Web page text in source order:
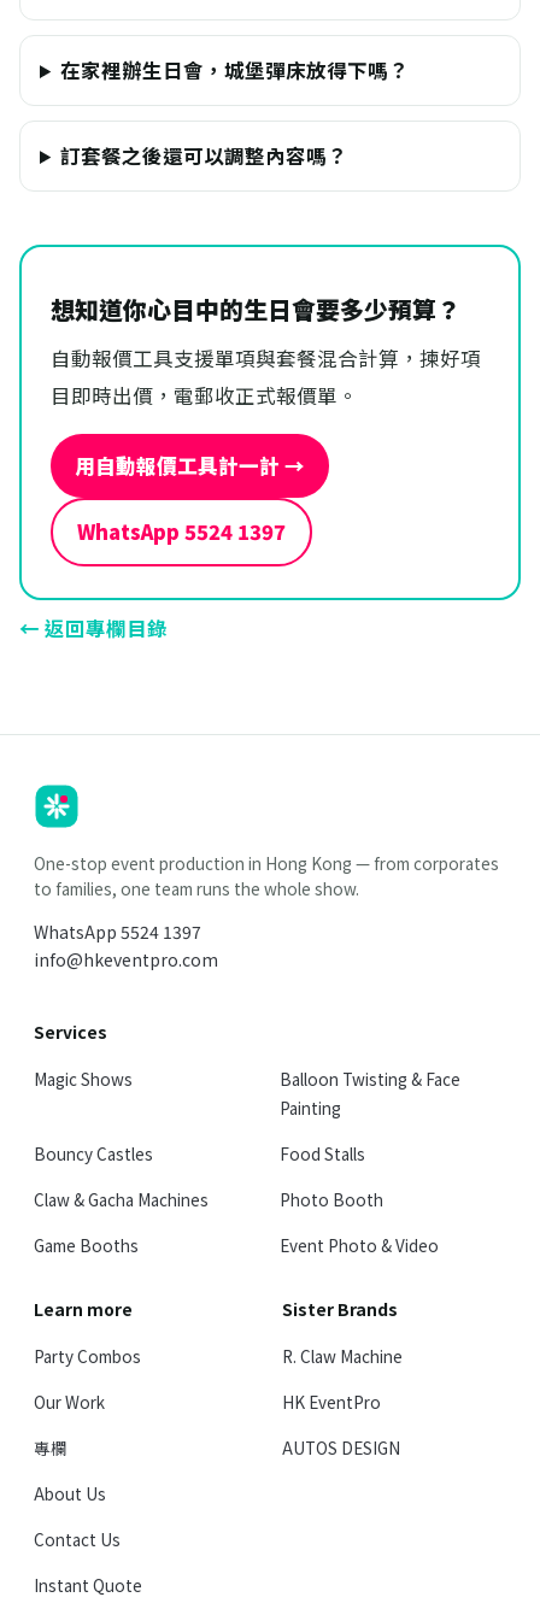
在家裡辦生日會，城堡彈床放得下嗎？
訂套餐之後還可以調整內容嗎？
想知道你心目中的生日會要多少預算？
自動報價工具支援單項與套餐混合計算，揀好項
目即時出價，電郵收正式報價單。
用自動報價工具計一計 →
WhatsApp 5524 1397
← 返回專欄目錄
One-stop event production in Hong Kong — from corporates
to families, one team runs the whole show.
WhatsApp 5524 1397
info@hkeventpro.com
Services
Magic Shows
Balloon Twisting & Face
Painting
Bouncy Castles
Food Stalls
Claw & Gacha Machines
Photo Booth
Game Booths
Event Photo & Video
Learn more
Party Combos
Our Work
專欄
About Us
Contact Us
Instant Quote
Sister Brands
R. Claw Machine
HK EventPro
AUTOS DESIGN